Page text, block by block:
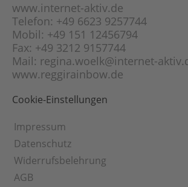
www.internet-aktiv.de
Telefon: +49 6623 9257744
Mobil: +49 151 12456794
Fax: +49 3212 9157744
Mail: regina.woelk@internet-
www.reggirainbow.de
Cookie-Einstellungen
Impressum
Datenschutz
Widerrufsbelehrung
AGB